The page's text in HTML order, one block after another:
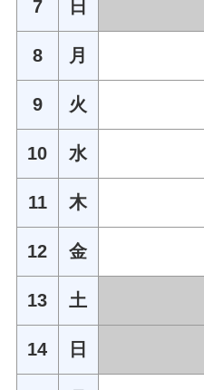
7 日
8 月
9 火
10 水
11 木
12 金
13 土
14 日